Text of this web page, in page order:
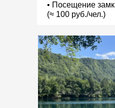
• Посещение
(≈ 100 руб./чел.)